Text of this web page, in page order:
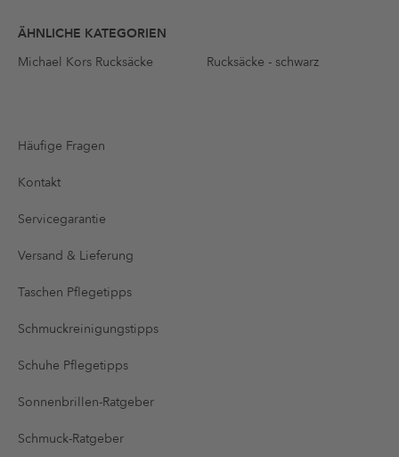
ÄHNLICHE KATEGORIEN
Michael Kors Rucksäcke
Rucksäcke - schwarz
Häufige Fragen
Kontakt
Servicegarantie
Versand & Lieferung
Taschen Pflegetipps
Schmuckreinigungstipps
Schuhe Pflegetipps
Sonnenbrillen-Ratgeber
Schmuck-Ratgeber